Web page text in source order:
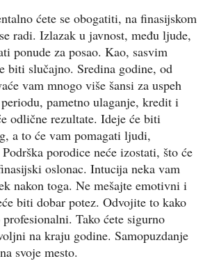
ćete se obogatiti, na finasijskom
radi. Izlazak u javnost, među ljude,
ponude za posao. Kao, sasvim
biti slučajno. Sredina godine, od
vam mnogo više šansi za uspeh
pametno ulaganje, kredit i
odlične rezultate. Ideje će biti
a to će vam pomagati ljudi,
porodice neće izostati, što će
oslonac. Intucija neka vam
nakon toga. Ne mešajte emotivni i
biti dobar potez. Odvojite to kako
Tako ćete sigurno
na kraju godine. Samopuzdanje
svoje mesto.